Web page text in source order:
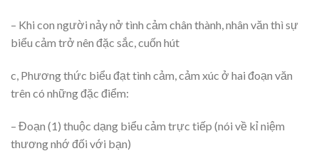
– Khi con người nảy nở tình cảm chân thành, nhân văn thì sự
biểu cảm trở nên đặc sắc, cuốn hút
c, Phương thức biểu đạt tình cảm, cảm xúc ở hai đoạn văn
trên có những đặc điểm:
– Đoạn (1) thuộc dạng biểu cảm trực tiếp (nói về kỉ niệm
thương nhớ đối với bạn)